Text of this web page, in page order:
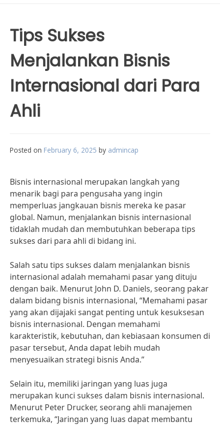
Tips Sukses
Menjalankan Bisnis
Internasional dari Para
Ahli
Posted on February 6, 2025 by admincap
Bisnis internasional merupakan langkah yang
menarik bagi para pengusaha yang ingin
memperluas jangkauan bisnis mereka ke pasar
global. Namun, menjalankan bisnis internasional
tidaklah mudah dan membutuhkan beberapa tips
sukses dari para ahli di bidang ini.
Salah satu tips sukses dalam menjalankan bisnis
internasional adalah memahami pasar yang dituju
dengan baik. Menurut John D. Daniels, seorang pakar
dalam bidang bisnis internasional, “Memahami pasar
yang akan dijajaki sangat penting untuk kesuksesan
bisnis internasional. Dengan memahami
karakteristik, kebutuhan, dan kebiasaan konsumen di
pasar tersebut, Anda dapat lebih mudah
menyesuaikan strategi bisnis Anda.”
Selain itu, memiliki jaringan yang luas juga
merupakan kunci sukses dalam bisnis internasional.
Menurut Peter Drucker, seorang ahli manajemen
terkemuka, “Jaringan yang luas dapat membantu